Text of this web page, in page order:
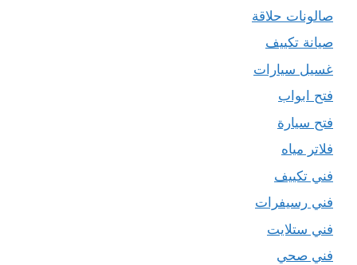
صالونات حلاقة
صيانة تكييف
غسيل سيارات
فتح ابواب
فتح سيارة
فلاتر مياه
فني تكييف
فني رسيفرات
فني ستلايت
فني صحي